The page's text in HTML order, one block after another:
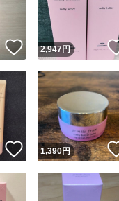
送
このユーザーは高頻
ます
このユーザーは高頻
このユーザーは設定
いいね！
2,947円
いいね！
1,390円